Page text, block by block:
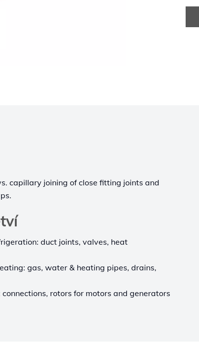
capillary joining of close fitting joints and
duct joints, valves, heat
gas, water & heating pipes, drains,
rotors for motors and generators